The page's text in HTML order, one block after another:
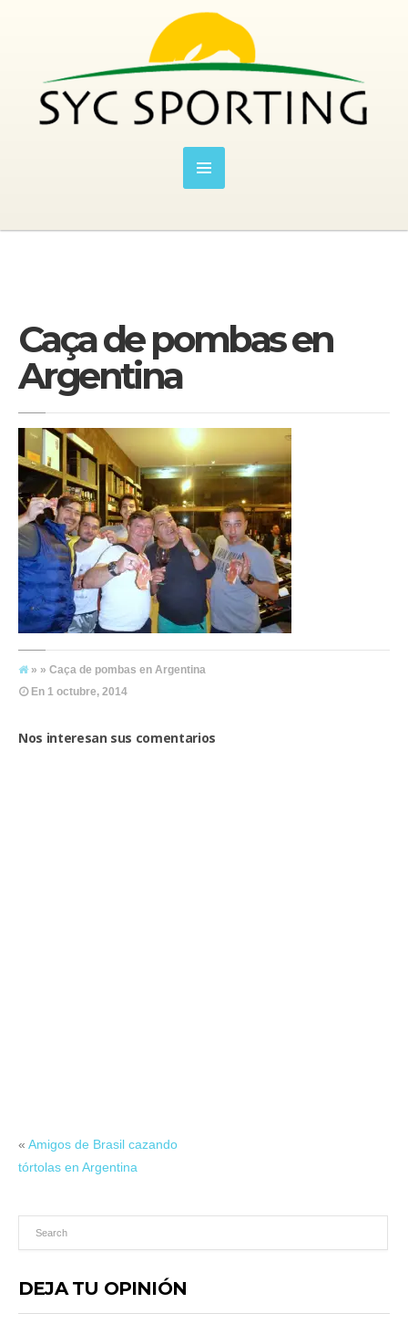
Caça de pombas en
Argentina
» » Caça de pombas en Argentina
En 1 octubre, 2014
Nos interesan sus comentarios
« Amigos de Brasil cazando
tórtolas en Argentina
DEJA TU OPINIÓN